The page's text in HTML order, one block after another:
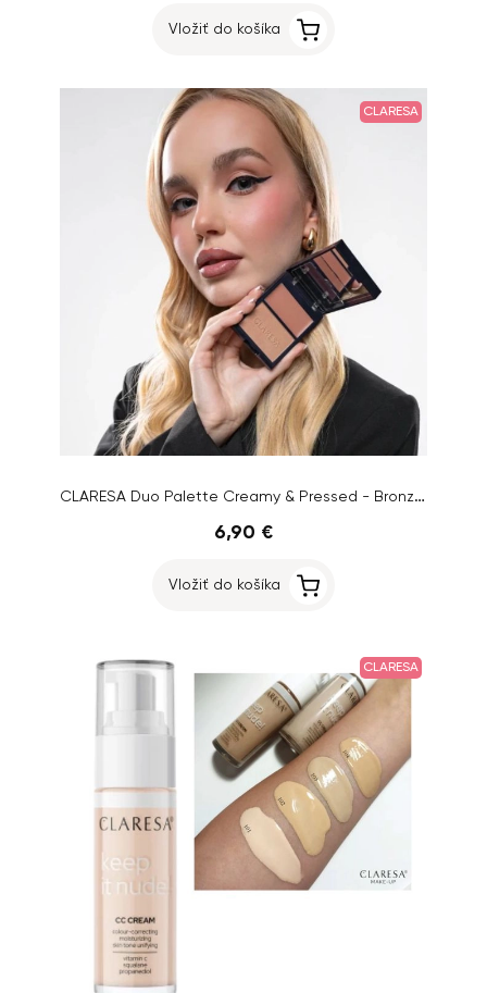
Vložiť do košíka
CLARESA
CLARESA Duo Palette Creamy & Pressed - Bronzer, 02 Sun Tropez, 8,5g
6,90 €
Vložiť do košíka
CLARESA